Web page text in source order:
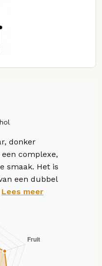
donker
complexe,
smaak. Het is
een dubbel
Lees meer